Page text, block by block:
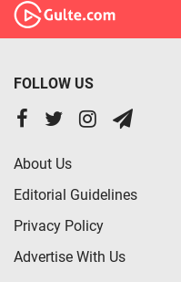
FOLLOW US
About Us
Editorial Guidelines
Privacy Policy
Advertise With Us